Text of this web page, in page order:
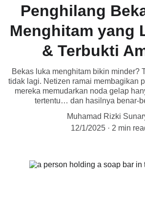
Penghilang
Menghitam yang
& Terbukti
Bekas luka menghitam bikin minder?
tidak lagi. Netizen ramai membagikan
mereka memudarkan noda gelap
tertentu… dan hasilnya benar-
Muhamad Rizki
12/1/2025
2 min